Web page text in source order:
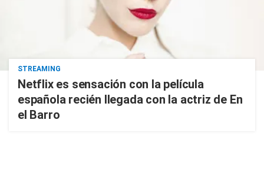
STREAMING
Netflix es sensación con la película
española recién llegada con la actriz de En
el Barro